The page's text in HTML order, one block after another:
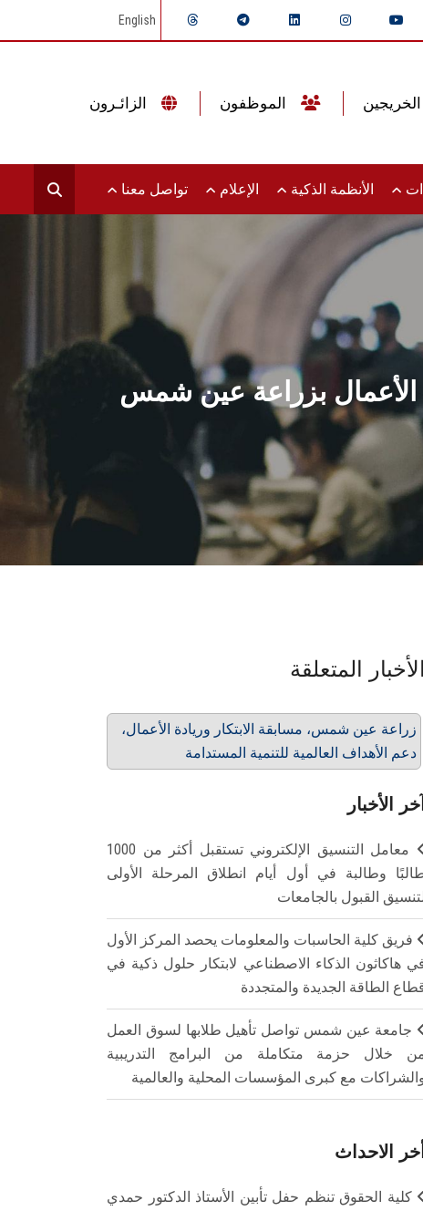
English
الأنظمة الذكية الإعلام تواصل معنا
الأعمال بزراعة عين شمس
الأخبار المتعلقة
زراعة عين شمس، مسابقة الابتكار وريادة الأعمال،
دعم الأهداف العالمية للتنمية المستدامة
آخر الأخبار
معامل التنسيق الإلكتروني تستقبل أكثر من 1000
وطالبة في أول أيام انطلاق المرحلة الأولى
القبول بالجامعات
فريق كلية الحاسبات والمعلومات يحصد المركز الأول
هاكاثون الذكاء الاصطناعي لابتكار حلول ذكية في
الطاقة الجديدة والمتجددة
جامعة عين شمس تواصل تأهيل طلابها لسوق العمل
خلال حزمة متكاملة من البرامج التدريبية
مع كبرى المؤسسات المحلية والعالمية
أخر الاحداث
كلية الحقوق تنظم حفل تأبين الأستاذ الدكتور حمدي